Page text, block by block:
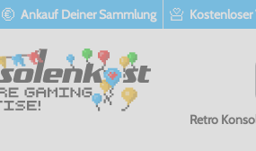
Ankauf Deiner Sammlung
Retro